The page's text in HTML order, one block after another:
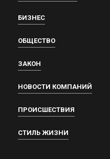
БИЗНЕС
ОБЩЕСТВО
ЗАКОН
НОВОСТИ КОМПАНИЙ
ПРОИСШЕСТВИЯ
СТИЛЬ ЖИЗНИ